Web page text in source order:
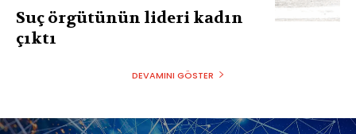
Suç örgütünün lideri kadın
çıktı
DEVAMINI GÖSTER